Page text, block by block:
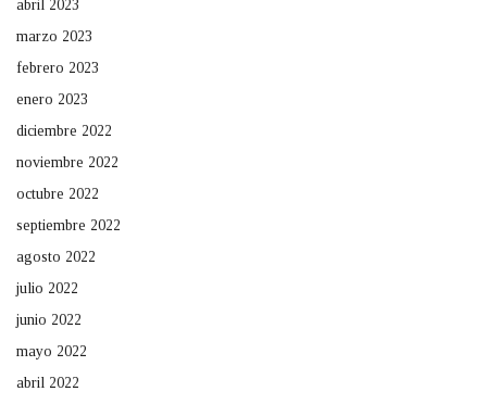
abril 2023
marzo 2023
febrero 2023
enero 2023
diciembre 2022
noviembre 2022
octubre 2022
septiembre 2022
agosto 2022
julio 2022
junio 2022
mayo 2022
abril 2022